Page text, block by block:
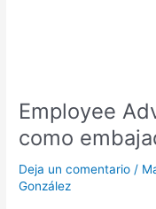
Employee
como
Deja un comentario /
González
Empleados
embajadores
de
marca